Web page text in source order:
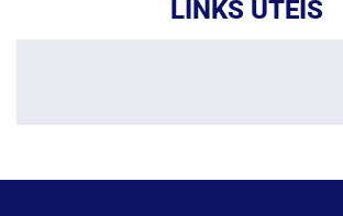
LINKS ÚTEIS